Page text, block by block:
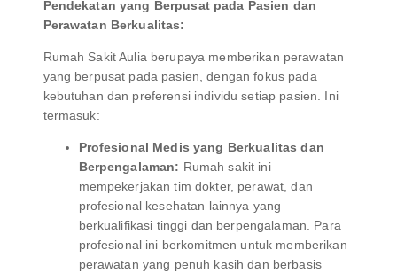
Pendekatan yang Berpusat pada Pasien dan
Perawatan Berkualitas:
Rumah Sakit Aulia berupaya memberikan perawatan
yang berpusat pada pasien, dengan fokus pada
kebutuhan dan preferensi individu setiap pasien. Ini
termasuk:
Profesional Medis yang Berkualitas dan
Berpengalaman: Rumah sakit ini
mempekerjakan tim dokter, perawat, dan
profesional kesehatan lainnya yang
berkualifikasi tinggi dan berpengalaman. Para
profesional ini berkomitmen untuk memberikan
perawatan yang penuh kasih dan berbasis